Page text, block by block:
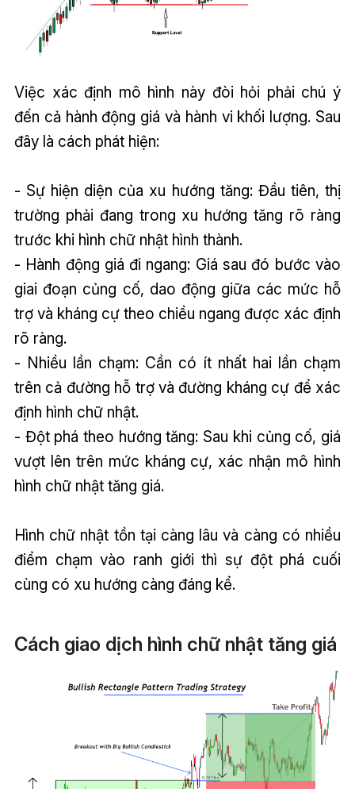
Việc xác định mô hình này đòi hỏi phải chú ý
đến cả hành động giá và hành vi khối lượng. Sau
đây là cách phát hiện:
- Sự hiện diện của xu hướng tăng: Đầu tiên, thị
trường phải đang trong xu hướng tăng rõ ràng
trước khi hình chữ nhật hình thành.
- Hành động giá đi ngang: Giá sau đó bước vào
giai đoạn củng cố, dao động giữa các mức hỗ
trợ và kháng cự theo chiều ngang được xác định
rõ ràng.
- Nhiều lần chạm: Cần có ít nhất hai lần chạm
trên cả đường hỗ trợ và đường kháng cự để xác
định hình chữ nhật.
- Đột phá theo hướng tăng: Sau khi củng cố, giá
vượt lên trên mức kháng cự, xác nhận mô hình
hình chữ nhật tăng giá.
Hình chữ nhật tồn tại càng lâu và càng có nhiều
điểm chạm vào ranh giới thì sự đột phá cuối
cùng có xu hướng càng đáng kể.
Cách giao dịch hình chữ nhật tăng giá